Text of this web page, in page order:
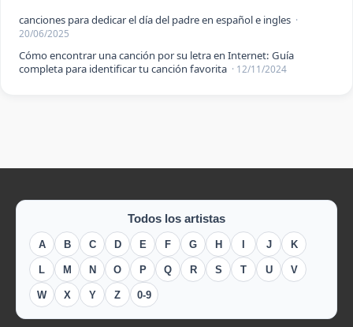
canciones para dedicar el día del padre en español e ingles ·
20/06/2025
Cómo encontrar una canción por su letra en Internet: Guía
completa para identificar tu canción favorita · 12/11/2024
Todos los artistas
A B C D E F G H I J K
L M N O P Q R S T U V
W X Y Z 0-9